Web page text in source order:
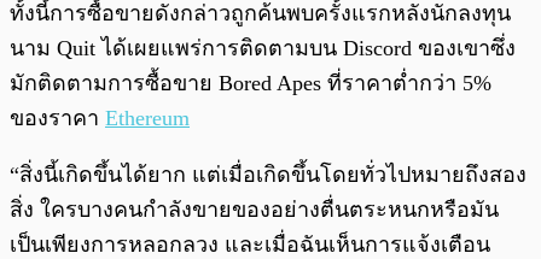
ทั้งนี้การซื้อขายดังกล่าวถูกค้นพบครั้งแรกหลังนักลงทุน
นาม Quit ได้เผยแพร่การติดตามบน Discord ของเขาซึ่ง
มักติดตามการซื้อขาย Bored Apes ที่ราคาต่ำกว่า 5%
ของราคา Ethereum
“สิ่งนี้เกิดขึ้นได้ยาก แต่เมื่อเกิดขึ้นโดยทั่วไปหมายถึงสอง
สิ่ง ใครบางคนกำลังขายของอย่างตื่นตระหนกหรือมัน
เป็นเพียงการหลอกลวง และเมื่อฉันเห็นการแจ้งเตือน